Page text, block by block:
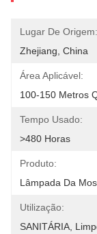
Lugar De Origem:
Zhejiang, China
Área Aplicável:
100-150 Metros
Tempo Usado:
>480 Horas
Produto:
Lâmpada Da
Utilização:
SANITÁRIA,